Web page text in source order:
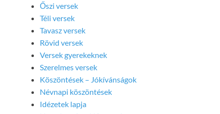
Őszi versek
Téli versek
Tavasz versek
Rövid versek
Versek gyerekeknek
Szerelmes versek
Köszöntések – Jókívánságok
Névnapi köszöntések
Idézetek lapja